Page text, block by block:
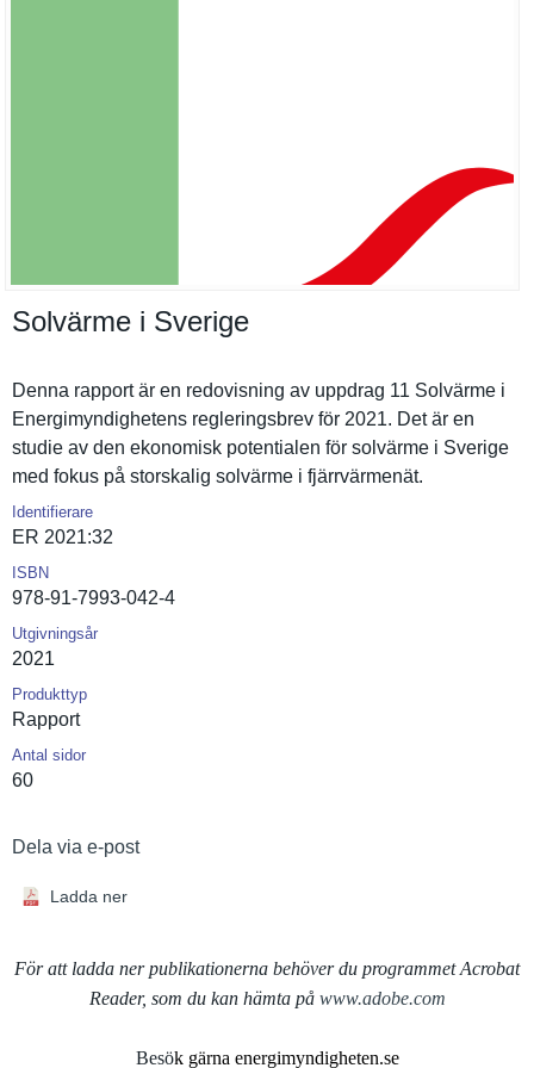
Solvärme i Sverige
Denna rapport är en redovisnin­g av uppdrag 11 Solvärme i
Energimynd­ighetens reglerings­brev för 2021. Det är en
studie av den ekonomisk potentiale­n för solvärme i Sverige
med fokus på storskalig solvärme i fjärrvärme­nät.
Identifierare
ER 2021:32
ISBN
978-91-7993-042-4
Utgivningsår
2021
Produkttyp
Rapport
Antal sidor
60
Dela via e-post
Ladda ner
För att ladda ner publikationerna behöver du programmet Acrobat
Reader, som du kan hämta på www.adobe.com
Besök gärna energimyndigheten.se